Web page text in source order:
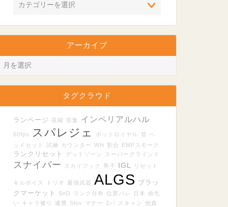
アーカイブ
タグクラウド
ランページ 収縮 収集 インペリアルハル
60fps スパレジェ ボットロイヤル 昔
ヘ
ッドセット
試練 カウンター WH 割合 EMPスモーク
ランクリセット デッドゾーン スーパーグラインド
スナイパー スカイフック 男子 IGL リセット
キルボイス トリオ 最強武器 ALGS ブラッ
クマーケット
SnD ランク分布 位置バレ 日本 命乞
い
キャラ被り 連携 Shiv マナー 2パ スキャン
他責